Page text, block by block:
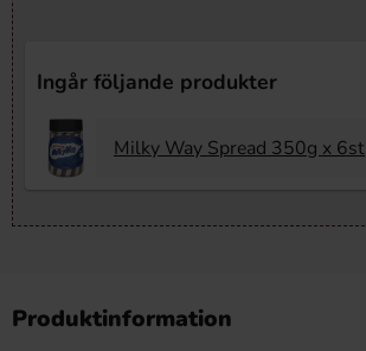
Ingår följande produkter
Milky Way Spread 350g x 6st
Produktinformation